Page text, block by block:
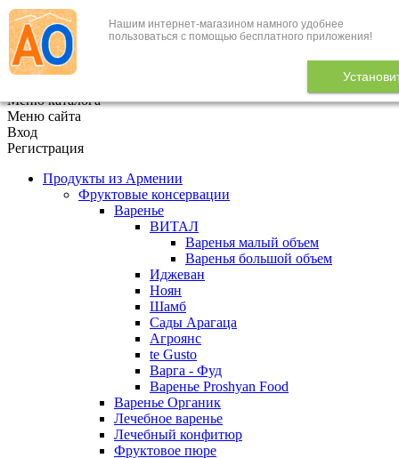
Нашим интернет-магазином намного удобнее
пользоваться с помощью бесплатного приложения!
+7 (495) 646-888-1
В корзине 0
Меню каталога
Меню сайта
Вход
Регистрация
Продукты из Армении
Фруктовые консервации
Варенье
ВИТАЛ
Варенья малый объем
Варенья большой объем
Иджеван
Ноян
Шамб
Сады Арагаца
Агроянс
te Gusto
Варга - Фуд
Варенье Proshyan Food
Варенье Органик
Лечебное варенье
Лечебный конфитюр
Фруктовое пюре